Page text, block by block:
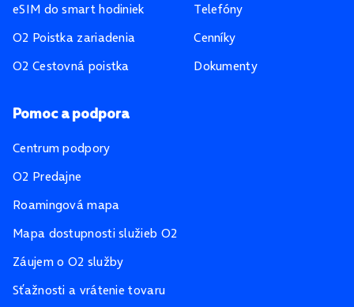
eSIM do smart hodiniek
O2 Poistka zariadenia
O2 Cestovná poistka
Telefóny
Cenníky
Dokumenty
Pomoc a podpora
Centrum podpory
O2 Predajne
Roamingová mapa
Mapa dostupnosti služieb O2
Záujem o O2 služby
Sťažnosti a vrátenie tovaru